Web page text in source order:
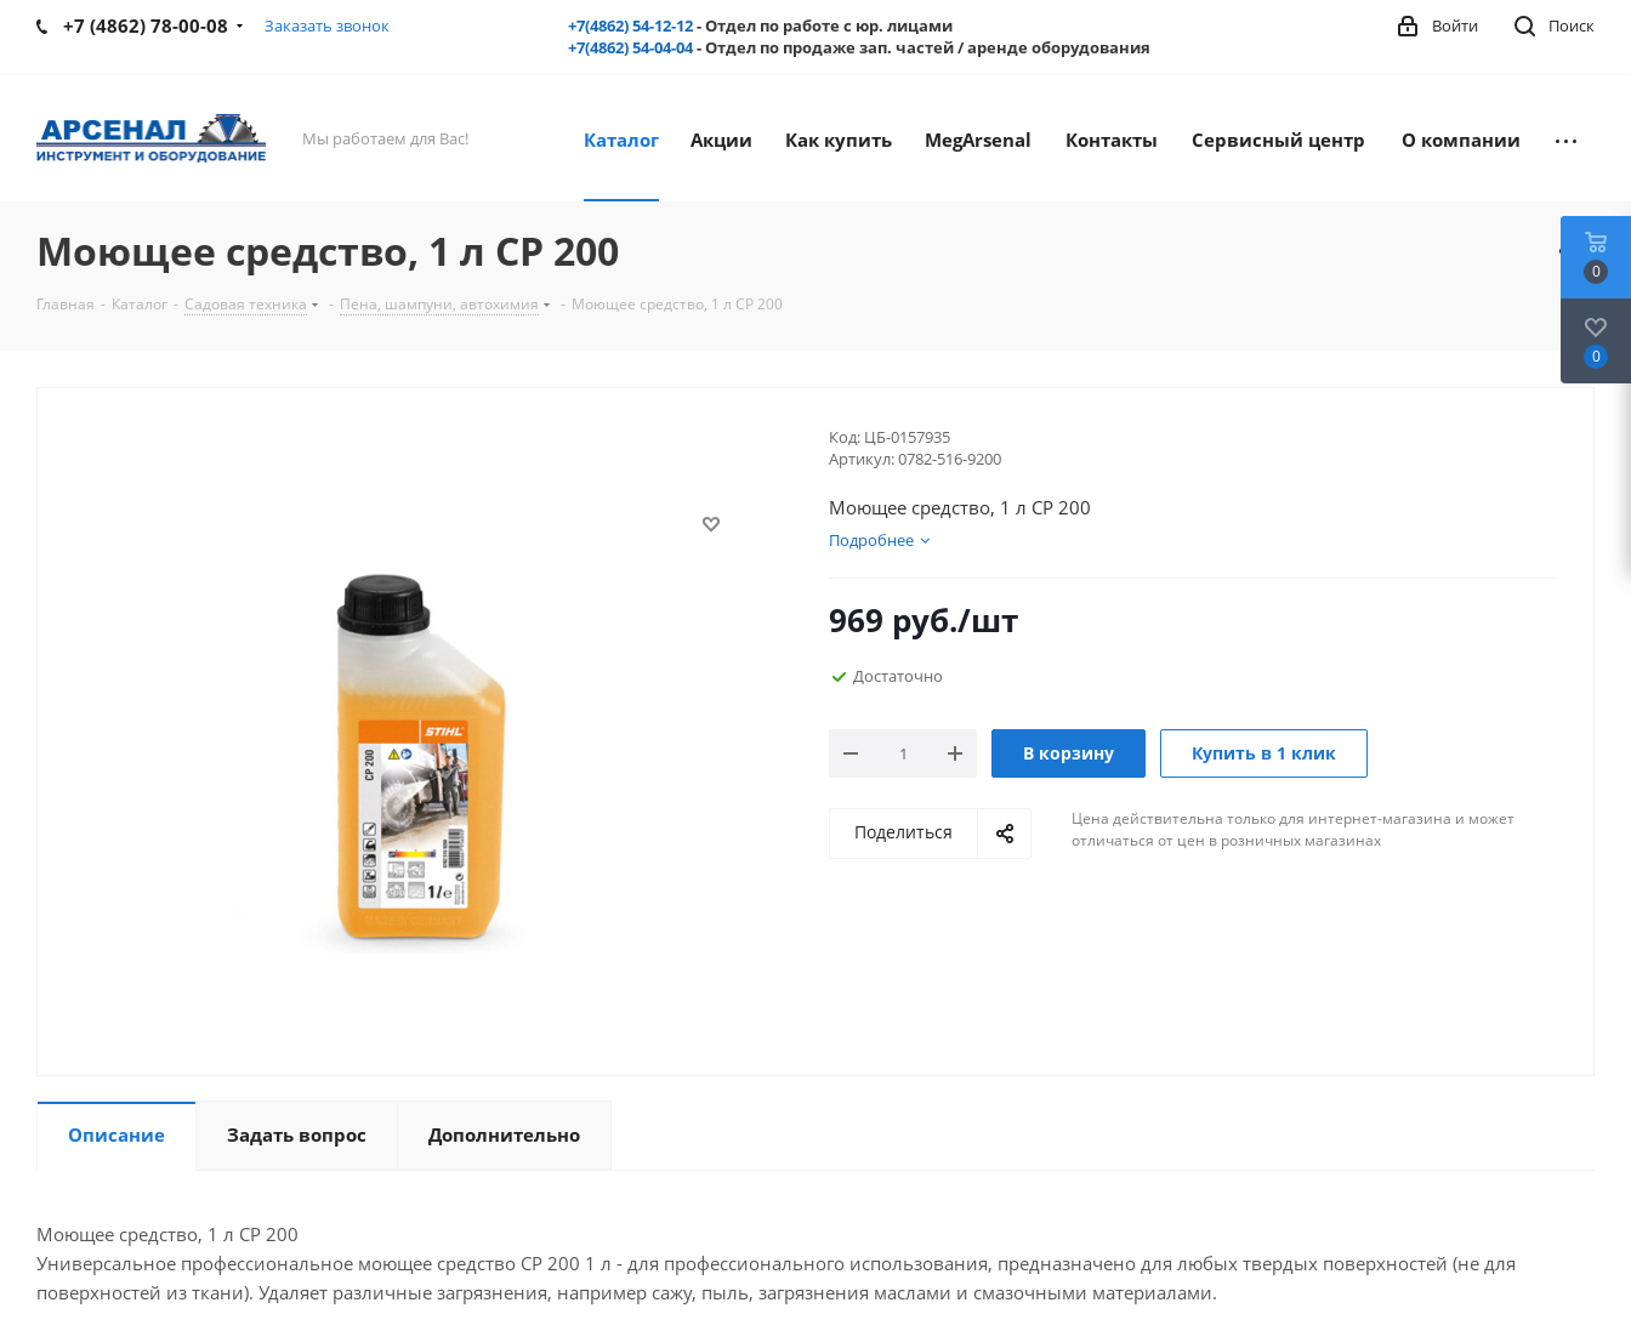
+7 (4862) 78-00-08 Заказать звонок +7(4862) 54-12-12- Отдел по работе с юр. лицами
+7(4862) 54-04-04- Отдел по продаже зап. частей / аренде оборудования
Поиск
Войти
Мы работаем для Вас! Каталог Акции Как купить MegArsenal Контакты Сервисный центр О компании
Моющее средство, 1 л CP 200
Главная - Каталог - Садовая техника - Пена, шампуни, автохимия - Моющее средство, 1 л CP 200
Код: ЦБ-0157935
Артикул:0782-516-9200
Моющее средство, 1 л CP 200
Подробнее
969 руб./шт
Достаточно
В корзину Купить в 1 клик
Поделиться
Цена действительна только для интернет-магазина и может
отличаться от цен в розничных магазинах
Описание Задать вопрос Дополнительно
Моющее средство, 1 л CP 200
Универсальное профессиональное моющее средство CP 200 1 л - для профессионального использования, предназначено для любых твердых поверхностей (не для
поверхностей из ткани). Удаляет различные загрязнения, например сажу, пыль, загрязнения маслами и смазочными материалами.
0
0